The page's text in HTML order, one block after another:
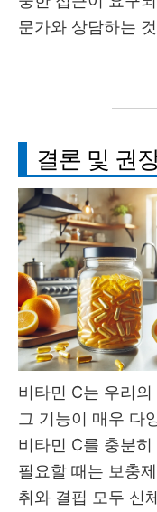
문가와 상담하는
결론 및 권
비타민 C는 우리
그 기능이 매우 다
비타민 C를 충분
필요할 때는 보충
취와 결핍 모두 신